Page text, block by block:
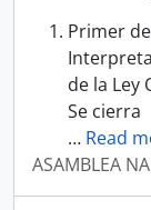
Primer
de la Ley
Se cierra
… Read
ASAMBLEA